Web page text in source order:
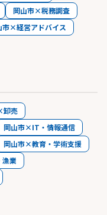
岡山市×税務調査
市×経営アドバイス
卸売
岡山市×IT・情報通信
岡山市×教育・学術支援
業